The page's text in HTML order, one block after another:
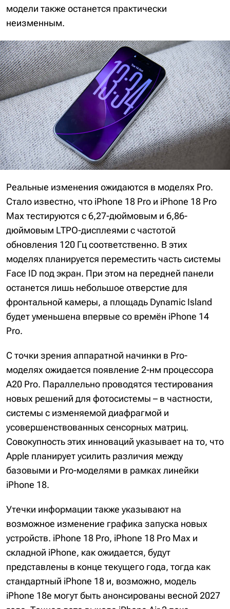
модели также останется практически
неизменным.
Реальные изменения ожидаются в моделях Pro.
Стало известно, что iPhone 18 Pro и iPhone 18 Pro
Max тестируются с 6,27-дюймовым и 6,86-
дюймовым LTPO-дисплеями с частотой
обновления 120 Гц соответственно. В этих
моделях планируется переместить часть системы
Face ID под экран. При этом на передней панели
останется лишь небольшое отверстие для
фронтальной камеры, а площадь Dynamic Island
будет уменьшена впервые со времён iPhone 14
Pro.
С точки зрения аппаратной начинки в Pro-
моделях ожидается появление 2-нм процессора
A20 Pro. Параллельно проводятся тестирования
новых решений для фотосистемы – в частности,
системы с изменяемой диафрагмой и
усовершенствованных сенсорных матриц.
Совокупность этих инноваций указывает на то, что
Apple планирует усилить различия между
базовыми и Pro-моделями в рамках линейки
iPhone 18.
Утечки информации также указывают на
возможное изменение графика запуска новых
устройств. iPhone 18 Pro, iPhone 18 Pro Max и
складной iPhone, как ожидается, будут
представлены в конце текущего года, тогда как
стандартный iPhone 18 и, возможно, модель
iPhone 18e могут быть анонсированы весной 2027